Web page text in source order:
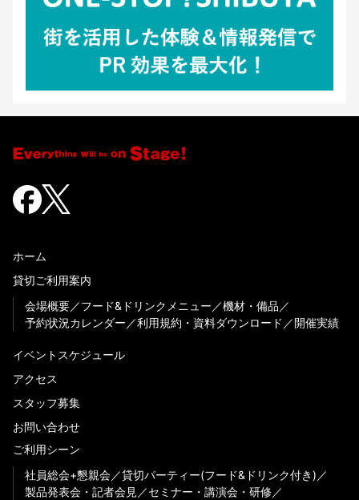
ホーム
貸切ご利用案内
会場概要
フード&ドリンクメニュー
機材・備品
予約状況カレンダー
利用規約・資料ダウンロード 開催実績
イベントスケジュール
アクセス
スタッフ募集
お問い合わせ
ご利用シーン
社員総会+懇親会
貸切パーティー(フード&ドリンク付き)
製品発表会・記者会見
セミナー・講演会・研修